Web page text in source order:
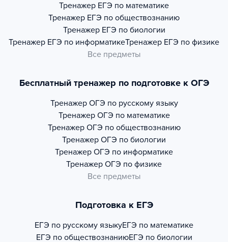
Тренажер ЕГЭ по математике
Тренажер ЕГЭ по обществознанию
Тренажер ЕГЭ по биологии
Тренажер ЕГЭ по информатикеТренажер ЕГЭ по физике
Все предметы
Бесплатный тренажер по подготовке к ОГЭ
Тренажер ОГЭ по русскому языку
Тренажер ОГЭ по математике
Тренажер ОГЭ по обществознанию
Тренажер ОГЭ по биологии
Тренажер ОГЭ по информатике
Тренажер ОГЭ по физике
Все предметы
Подготовка к ЕГЭ
ЕГЭ по русскому языкуЕГЭ по математике
ЕГЭ по обществознаниюЕГЭ по биологии